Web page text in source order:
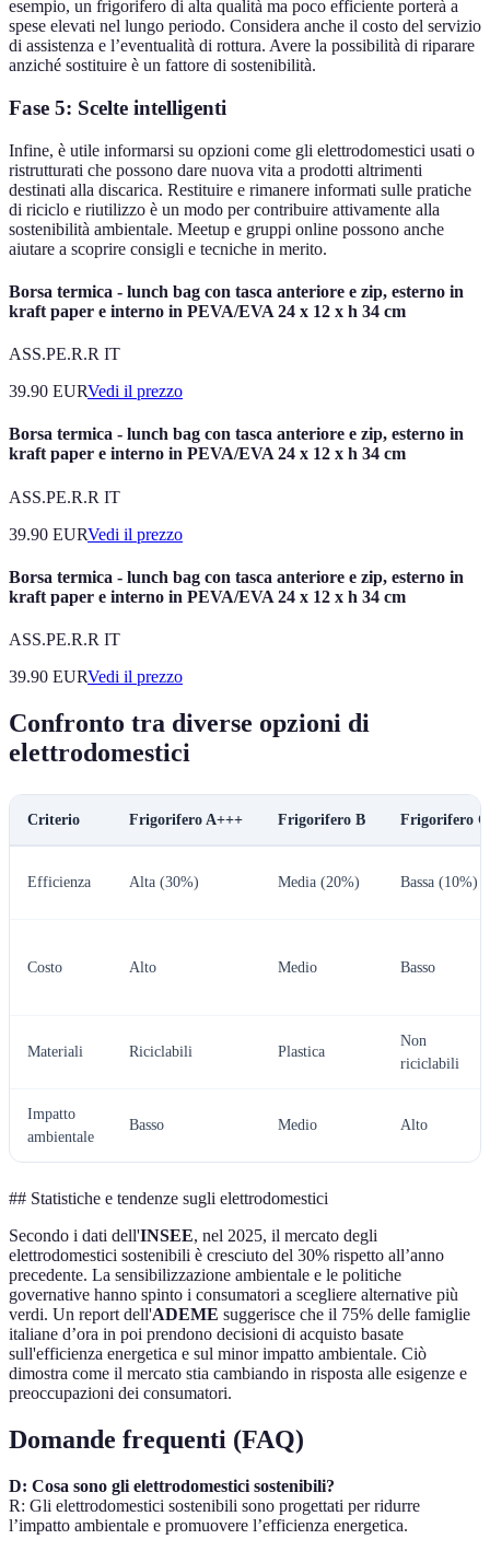
esempio, un frigorifero di alta qualità ma poco efficiente porterà a
spese elevati nel lungo periodo. Considera anche il costo del servizio
di assistenza e l’eventualità di rottura. Avere la possibilità di riparare
anziché sostituire è un fattore di sostenibilità.
Fase 5: Scelte intelligenti
Infine, è utile informarsi su opzioni come gli elettrodomestici usati o
ristrutturati che possono dare nuova vita a prodotti altrimenti
destinati alla discarica. Restituire e rimanere informati sulle pratiche
di riciclo e riutilizzo è un modo per contribuire attivamente alla
sostenibilità ambientale. Meetup e gruppi online possono anche
aiutare a scoprire consigli e tecniche in merito.
Borsa termica - lunch bag con tasca anteriore e zip, esterno in
kraft paper e interno in PEVA/EVA 24 x 12 x h 34 cm
ASS.PE.R.R IT
39.90 EURVedi il prezzo
Borsa termica - lunch bag con tasca anteriore e zip, esterno in
kraft paper e interno in PEVA/EVA 24 x 12 x h 34 cm
ASS.PE.R.R IT
39.90 EURVedi il prezzo
Borsa termica - lunch bag con tasca anteriore e zip, esterno in
kraft paper e interno in PEVA/EVA 24 x 12 x h 34 cm
ASS.PE.R.R IT
39.90 EURVedi il prezzo
Confronto tra diverse opzioni di
elettrodomestici
Criterio Frigorifero A+++ Frigorifero B Frigorifero C
Efficienza Alta (30%) Media (20%) Bassa (10%)
Costo Alto Medio Basso
Materiali Riciclabili Plastica
Non
riciclabili
Impatto
ambientale
Basso Medio Alto
## Statistiche e tendenze sugli elettrodomestici
Secondo i dati dell'INSEE, nel 2025, il mercato degli
elettrodomestici sostenibili è cresciuto del 30% rispetto all’anno
precedente. La sensibilizzazione ambientale e le politiche
governative hanno spinto i consumatori a scegliere alternative più
verdi. Un report dell'ADEME suggerisce che il 75% delle famiglie
italiane d’ora in poi prendono decisioni di acquisto basate
sull'efficienza energetica e sul minor impatto ambientale. Ciò
dimostra come il mercato stia cambiando in risposta alle esigenze e
preoccupazioni dei consumatori.
Domande frequenti (FAQ)
D: Cosa sono gli elettrodomestici sostenibili?
R: Gli elettrodomestici sostenibili sono progettati per ridurre
l’impatto ambientale e promuovere l’efficienza energetica.